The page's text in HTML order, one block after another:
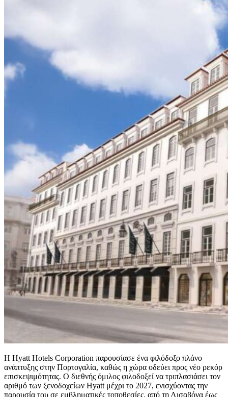
Η Hyatt Hotels Corporation παρουσίασε ένα φιλόδοξο πλάνο
ανάπτυξης στην Πορτογαλία, καθώς η χώρα οδεύει προς νέο ρεκόρ
επισκεψιμότητας. Ο διεθνής όμιλος φιλοδοξεί να τριπλασιάσει τον
αριθμό των ξενοδοχείων Hyatt μέχρι το 2027, ενισχύοντας την
παρουσία του σε εμβληματικές τοποθεσίες, από τη Λισαβόνα έως